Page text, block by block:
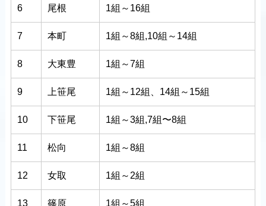
6 尾根 1組～16組
7 本町 1組～8組,10組～14組
8 大東豊 1組～7組
9 上笹尾 1組～12組、14組～15組
10 下笹尾 1組～3組,7組〜8組
11 松向 1組～8組
12 女取 1組～2組
13 篠原 1組～5組